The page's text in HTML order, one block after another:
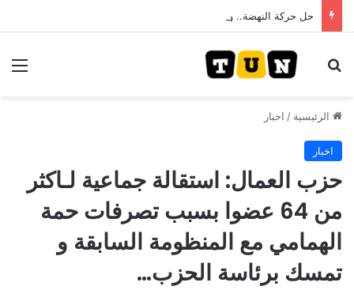
بحث عن
الرئيسية / اخبار
اخبار
حزب العمال: استقالة جماعية لـاكثر
من 64 عضوا بسبب تصرفات حمة
الهمامي مع المنظومة السابقة و
تمسك برئاسة الحزب…